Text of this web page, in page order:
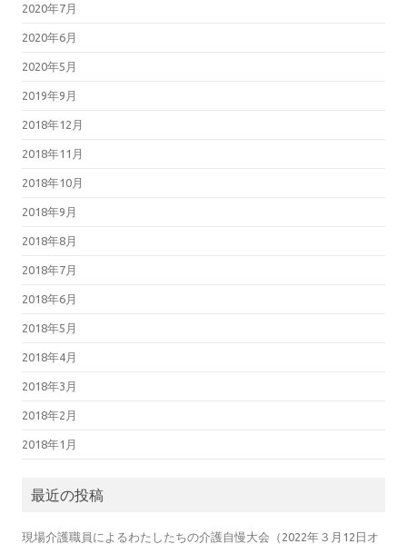
2020年7月
2020年6月
2020年5月
2019年9月
2018年12月
2018年11月
2018年10月
2018年9月
2018年8月
2018年7月
2018年6月
2018年5月
2018年4月
2018年3月
2018年2月
2018年1月
最近の投稿
現場介護職員によるわたしたちの介護自慢大会（2022年３月12日オ